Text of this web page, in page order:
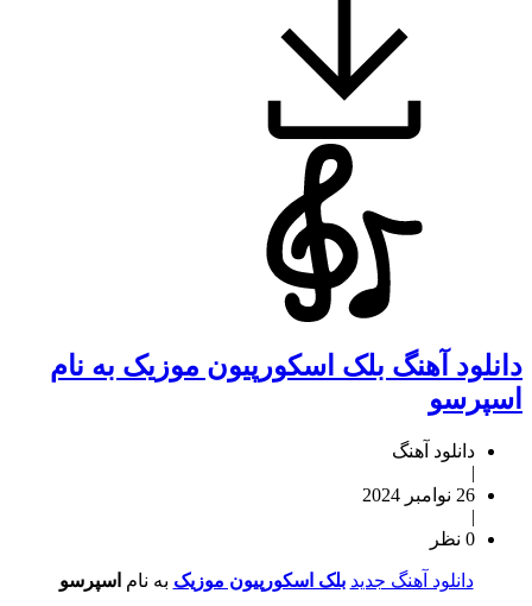
دانلود آهنگ بلک اسکورپیون موزیک به نام
اسپرسو
دانلود آهنگ
|
26 نوامبر 2024
|
0 نظر
دانلود آهنگ جدید بلک اسکورپیون موزیک به نام اسپرسو